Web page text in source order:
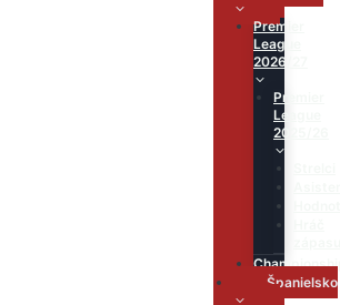
Premier
League
2026/27
Premier
League
2025/26
Championship
Španielsko